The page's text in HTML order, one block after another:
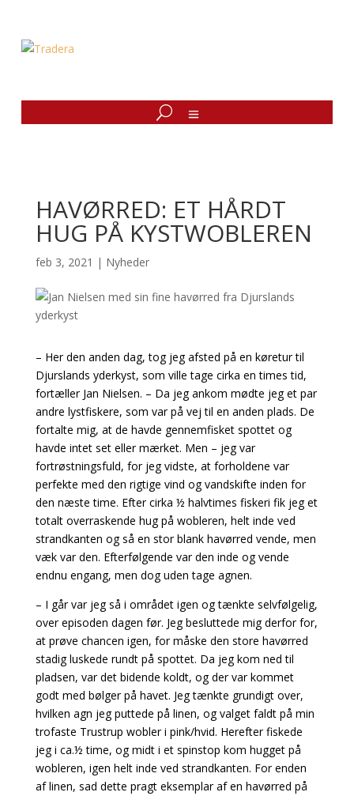
HAVØRRED: ET HÅRDT
HUG PÅ KYSTWOBLEREN
feb 3, 2021 | Nyheder
– Her den anden dag, tog jeg afsted på en køretur til
Djurslands yderkyst, som ville tage cirka en times tid,
fortæller Jan Nielsen. – Da jeg ankom mødte jeg et par
andre lystfiskere, som var på vej til en anden plads. De
fortalte mig, at de havde gennemfisket spottet og
havde intet set eller mærket. Men – jeg var
fortrøstningsfuld, for jeg vidste, at forholdene var
perfekte med den rigtige vind og vandskifte inden for
den næste time. Efter cirka ½ halvtimes fiskeri fik jeg et
totalt overraskende hug på wobleren, helt inde ved
strandkanten og så en stor blank havørred vende, men
væk var den. Efterfølgende var den inde og vende
endnu engang, men dog uden tage agnen.
– I går var jeg så i området igen og tænkte selvfølgelig,
over episoden dagen før. Jeg besluttede mig derfor for,
at prøve chancen igen, for måske den store havørred
stadig luskede rundt på spottet. Da jeg kom ned til
pladsen, var det bidende koldt, og der var kommet
godt med bølger på havet. Jeg tænkte grundigt over,
hvilken agn jeg puttede på linen, og valget faldt på min
trofaste Trustrup wobler i pink/hvid. Herefter fiskede
jeg i ca.½ time, og midt i et spinstop kom hugget på
wobleren, igen helt inde ved strandkanten. For enden
af linen, sad dette pragt eksemplar af en havørred på